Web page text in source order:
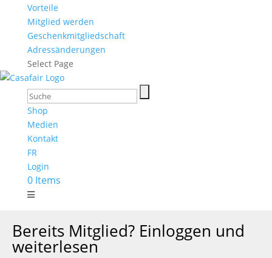
Vorteile
Mitglied werden
Geschenkmitgliedschaft
Adressänderungen
Select Page
Shop
Medien
Kontakt
FR
Login
0 Items
Bereits Mitglied? Einloggen und
weiterlesen